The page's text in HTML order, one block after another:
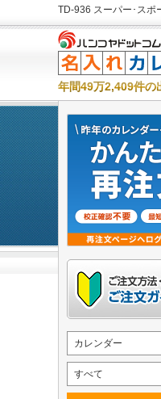
TD-936 スーパー･スポ
年間49万2,409件の
カレンダー
すべて